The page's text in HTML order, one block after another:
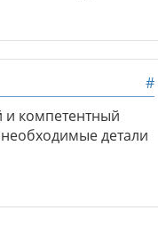
#
компетентный
детали